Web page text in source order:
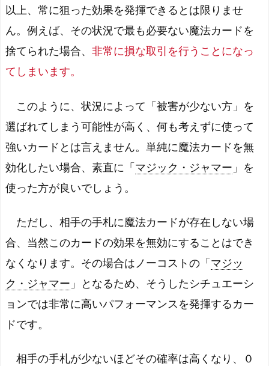
以上、常に狙った効果を発揮できるとは限りませ
ん。例えば、その状況で最も必要ない魔法カードを
捨てられた場合、 非常に損な取引を行うことになっ
てしまいます。
このように、状況によって「被害が少ない方」を
選ばれてしまう可能性が高く、何も考えずに使って
強いカードとは言えません。単純に魔法カードを無
効化したい場合、素直に「 マジック・ジャマー 」を
使った方が良いでしょう。
ただし、相手の手札に魔法カードが存在しない場
合、当然このカードの効果を無効にすることはでき
なくなります。その場合はノーコストの「 マジッ
ク・ジャマー 」となるため、そうしたシチュエーシ
ョンでは非常に高いパフォーマンスを発揮するカー
ドです。
相手の手札が少ないほどその確率は高くなり、０